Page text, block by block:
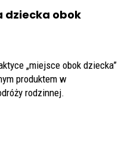
dziecka obok
„miejsce obok dziecka”
produktem w
rodzinnej.